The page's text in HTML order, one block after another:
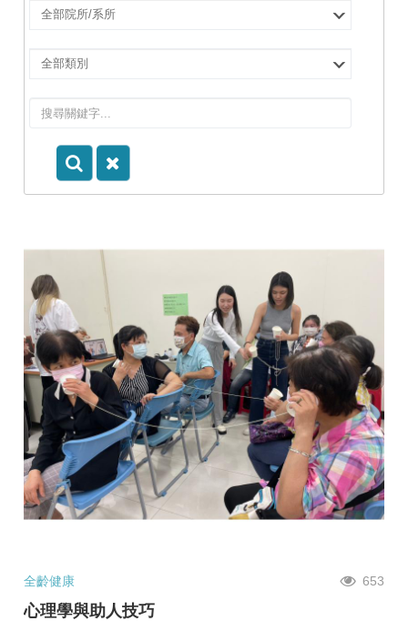
選
所/
所
選
別
全齡健康 653
心理學與助人技巧